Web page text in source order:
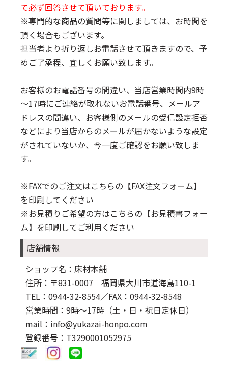
て必ず回答させて頂いております。
※専門的な商品の質問等に関しましては、お時間を
頂く場合もございます。
担当者より折り返しお電話させて頂きますので、予
めご了承程、宜しくお願い致します。
お客様のお電話番号の間違い、当店営業時間内9時
～17時にご連絡が取れないお電話番号、メールア
ドレスの間違い、お客様側のメールの受信設定拒否
などにより当店からのメールが届かないような設定
がされていないか、今一度ご確認をお願い致しま
す。
※FAXでのご注文はこちらの 【FAX注文フォーム】
を印刷してください
※お見積りご希望の方はこちらの 【お見積書フォー
ム】 を印刷してご利用ください
店舗情報
ショップ名：床材本舗
住所：〒831-0007 福岡県大川市道海島110-1
TEL：0944-32-8554／FAX：0944-32-8548
営業時間：9時～17時（土・日・祝日定休日）
mail：info@yukazai-honpo.com
登録番号：T3290001052975